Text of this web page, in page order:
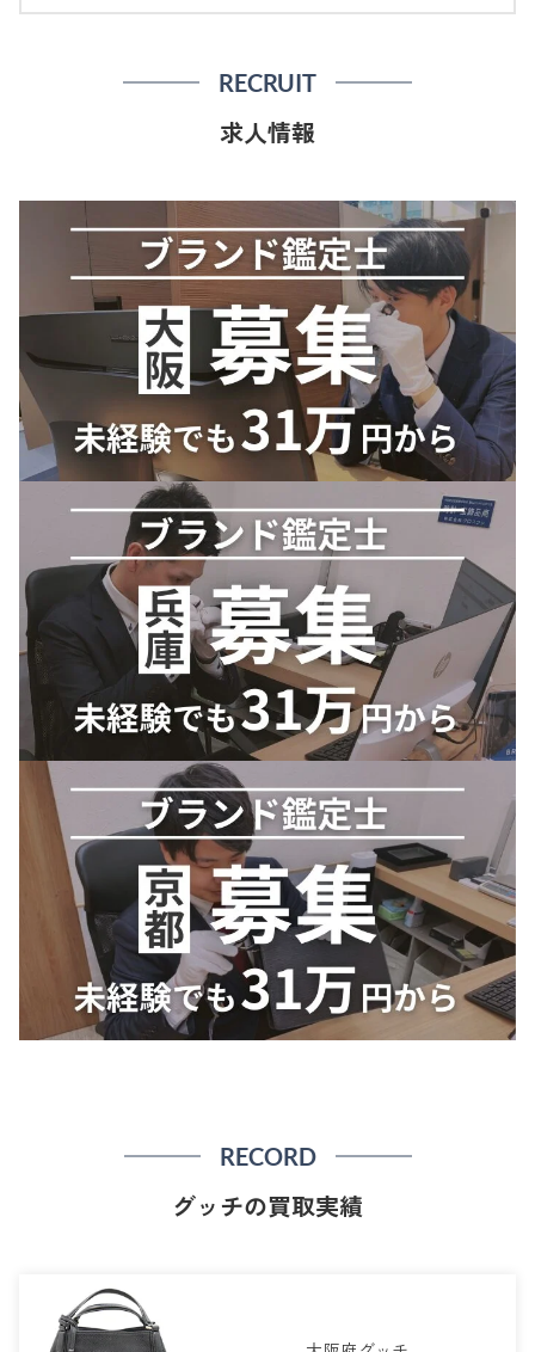
RECRUIT
求人情報
RECORD
グッチの買取実績